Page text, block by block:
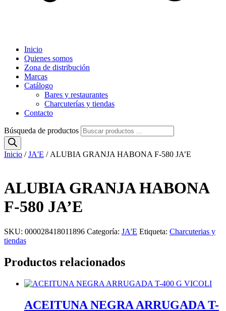
Inicio
Quienes somos
Zona de distribución
Marcas
Catálogo
Bares y restaurantes
Charcuterías y tiendas
Contacto
Búsqueda de productos
Inicio /JA'E / ALUBIA GRANJA HABONA F-580 JA’E
ALUBIA GRANJA HABONA
F-580 JA’E
SKU: 000028418011896 Categoría: JA'E Etiqueta: Charcuterias y
tiendas
Productos relacionados
ACEITUNA NEGRA ARRUGADA T-